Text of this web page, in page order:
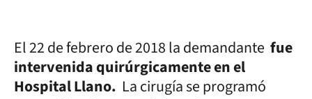
El 22 de febrero de 2018 la demandante fue
intervenida quirúrgicamente en el
Hospital Llano. La cirugía se programó